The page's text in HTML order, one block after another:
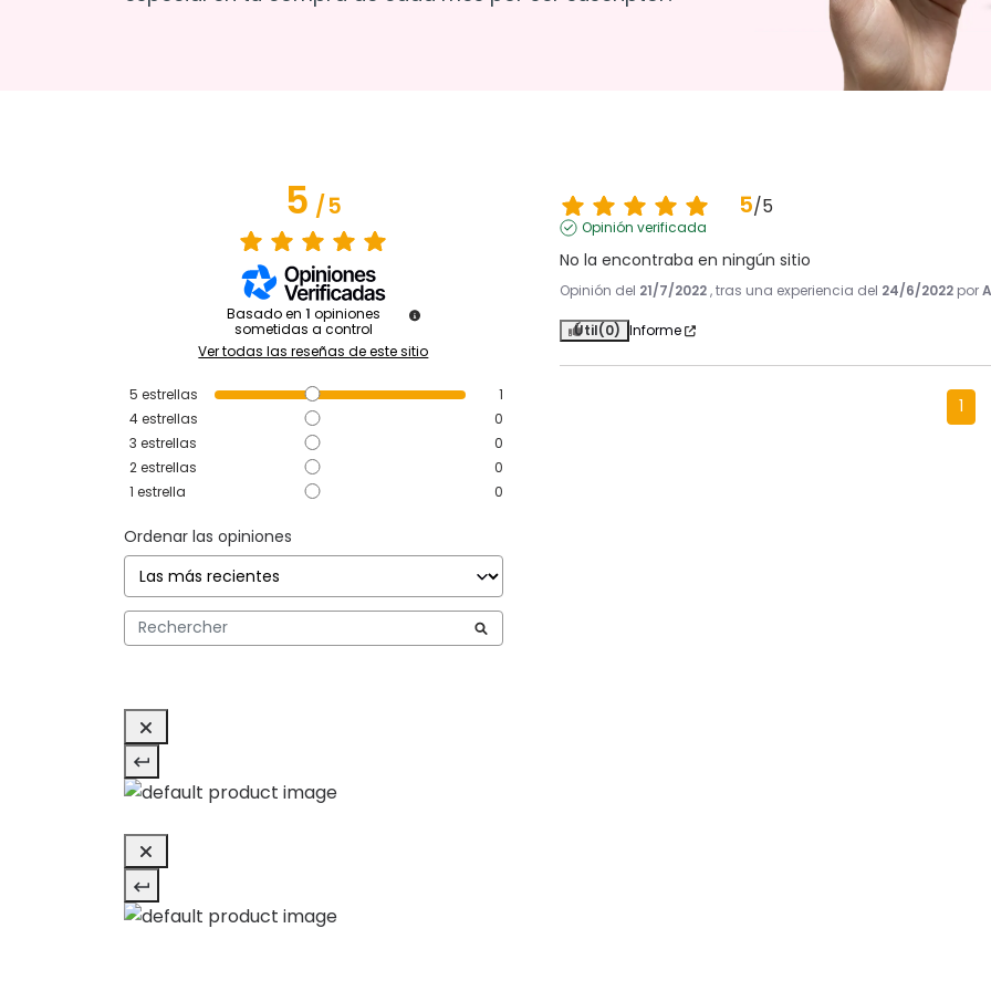
5/5
Basado en 1 opiniones
sometidas a control
Ver todas las reseñas de este sitio
5 estrellas
1
4estrellas
0
3 estrellas
0
2estrellas
0
1 estrella 0
Ordenar las opiniones
5/5
Opinión verificada
No la encontraba en ningún sitio
Opinión del 21/7/2022, tras una experiencia del 24/6/2022 por
Útil(0) Informe
1